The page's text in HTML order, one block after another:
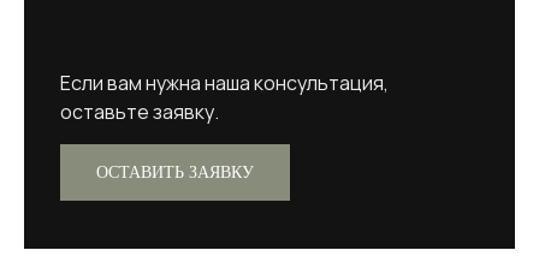
Если вам нужна наша консультация,
оставьте заявку.
ОСТАВИТЬ ЗАЯВКУ